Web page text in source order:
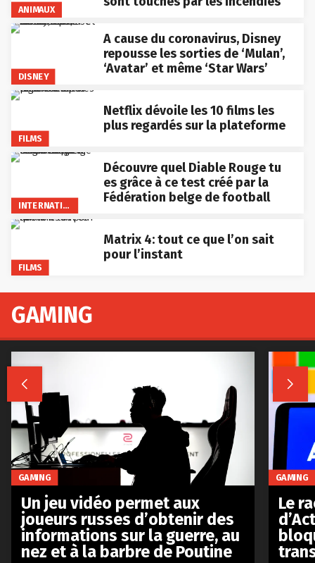
ANIMAUX
DISNEY
A cause du coronavirus, Disney
repousse les sorties de ‘Mulan’,
‘Avatar’ et même ‘Star Wars’
FILMS
Netflix dévoile les 10 films les
plus regardés sur la plateforme
INTERNATIONAL
Découvre quel Diable Rouge tu
es grâce à ce test créé par la
Fédération belge de football
FILMS
Matrix 4: tout ce que l’on sait
pour l’instant
GAMING
 
GAMING
Un jeu vidéo permet aux
joueurs russes d’obtenir des
informations sur la guerre, au
nez et à la barbre de Poutine
GAMING
Le